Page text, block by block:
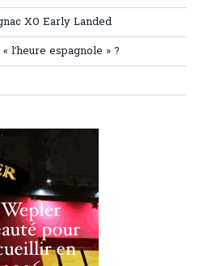
XO Early Landed
l’heure espagnole » ?